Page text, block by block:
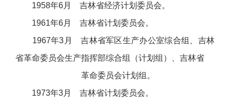
1958年6月 吉林省经济计划委员会。
1961年6月 吉林省计划委员会。
1967年3月 吉林省军区生产办公室综合组、吉林
省革命委员会生产指挥部综合组（计划组）、吉林省
革命委员会计划组。
1973年3月 吉林省计划委员会。